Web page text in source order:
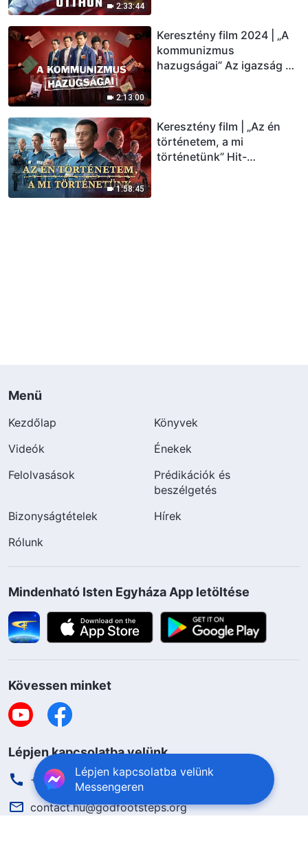
2:33:44
2:13:00
Keresztény film 2024 | „A
kommunizmus
hazugságai” Az igazság a
1:58:45
Keresztény film | „Az én
történetem, a mi
történetünk” Hit-
Menü
Kezdőlap
Könyvek
Videók
Énekek
Felolvasások
Prédikációk és
beszélgetés
Bizonyságtételek
Hírek
Rólunk
Mindenható Isten Egyháza App letöltése
Kövessen minket
Lépjen kapcsolatba velünk
+36-70-207-6063
contact.hu@godfootsteps.org
Lépjen kapcsolatba velünk
Messengeren